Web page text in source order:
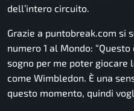
dell’intero circuito.
Grazie a puntobreak.com si
numero 1 al Mondo: “Questo
sogno per me poter giocare
come Wimbledon. È una
questo momento, quindi